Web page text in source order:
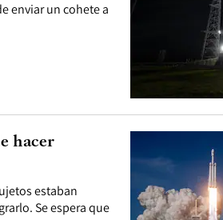
enviar un cohete a
estaban
Se espera que
hacer